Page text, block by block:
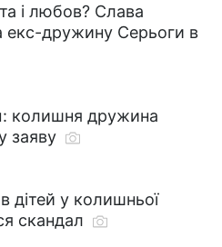
і любов? Слава
екс-дружину Серьоги в
колишня дружина
заяву
дітей у колишньої
скандал